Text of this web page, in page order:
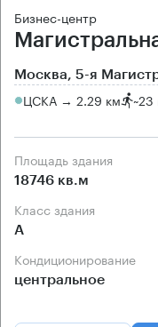
Бизнес-центр
Москва, 5-я
ЦСКА → 2.29 км ~23
Площадь здания
18746 кв.м
Класс здания
А
Кондиционирование
центральное